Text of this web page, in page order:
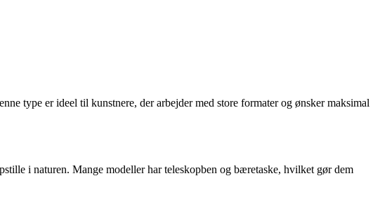
type er ideel til kunstnere, der arbejder med store formater og ønsker maksimal
i naturen. Mange modeller har teleskopben og bæretaske, hvilket gør dem